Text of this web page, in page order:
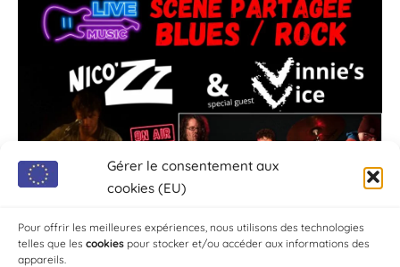
Gérer le consentement aux
cookies (EU)
Pour offrir les meilleures expériences, nous utilisons des technologies
telles que les cookies pour stocker et/ou accéder aux informations des
appareils.